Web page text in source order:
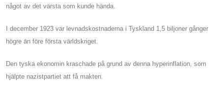
något av det värsta som kunde hända.
I december 1923 var levnadskostnaderna i Tyskland 1,5 biljoner gånger
högre än före första världskriget.
Den tyska ekonomin kraschade på grund av denna hyperinflation, som
hjälpte nazistpartiet att få makten.